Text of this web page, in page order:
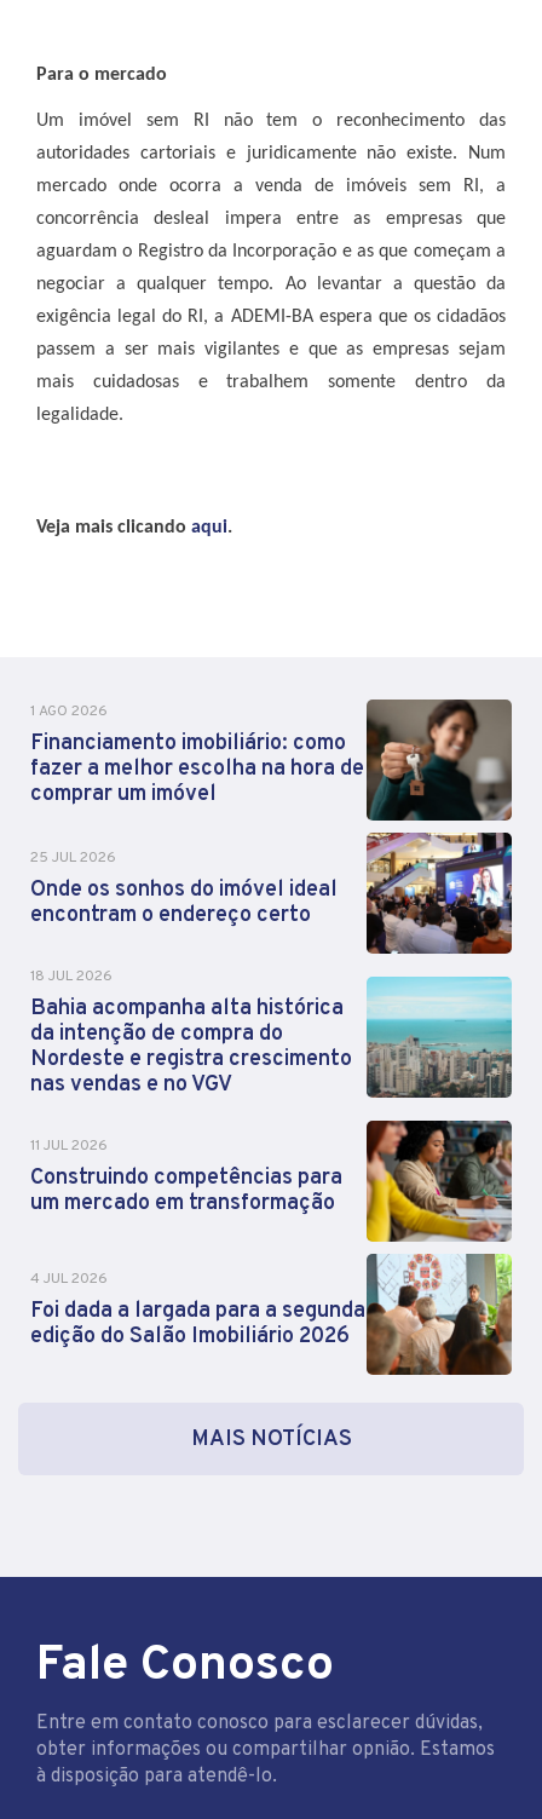
Para o mercado
Um imóvel sem RI não tem o reconhecimento das
autoridades cartoriais e juridicamente não existe. Num
mercado onde ocorra a venda de imóveis sem RI, a
concorrência desleal impera entre as empresas que
aguardam o Registro da Incorporação e as que começam a
negociar a qualquer tempo. Ao levantar a questão da
exigência legal do RI, a ADEMI-BA espera que os cidadãos
passem a ser mais vigilantes e que as empresas sejam
mais cuidadosas e trabalhem somente dentro da
legalidade.
Veja mais clicando aqui.
1 AGO 2026
Financiamento imobiliário: como
fazer a melhor escolha na hora de
comprar um imóvel
25 JUL 2026
Onde os sonhos do imóvel ideal
encontram o endereço certo
18 JUL 2026
Bahia acompanha alta histórica
da intenção de compra do
Nordeste e registra crescimento
nas vendas e no VGV
11 JUL 2026
Construindo competências para
um mercado em transformação
4 JUL 2026
Foi dada a largada para a segunda
edição do Salão Imobiliário 2026
MAIS NOTÍCIAS
Fale Conosco
Entre em contato conosco para esclarecer dúvidas,
obter informações ou compartilhar opnião. Estamos
à disposição para atendê-lo.